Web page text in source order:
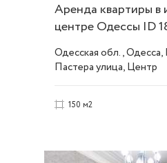
Аренда квартиры в
центре Одессы ID
Одесская обл.,
Пастера улица, Центр
150 м2